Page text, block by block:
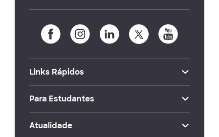
Links Rápidos
Para Estudantes
Atualidade